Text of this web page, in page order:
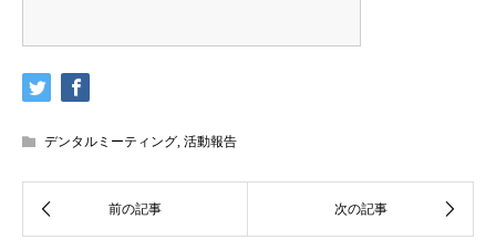
デンタルミーティング, 活動報告